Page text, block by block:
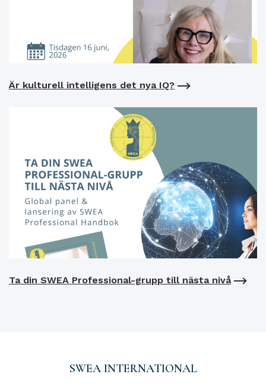
Är kulturell intelligens det nya IQ?
Ta din SWEA Professional-grupp till nästa nivå
SWEA INTERNATIONAL